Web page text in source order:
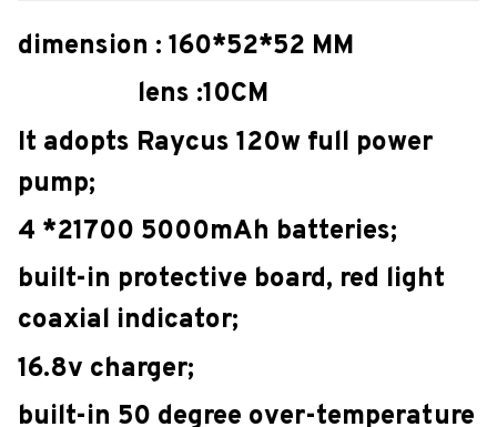
dimension : 160*52*52 MM
lens :10CM
It adopts Raycus 120w full power
pump;
4 *21700 5000mAh batteries;
built-in protective board, red light
coaxial indicator;
16.8v charger;
built-in 50 degree over-temperature